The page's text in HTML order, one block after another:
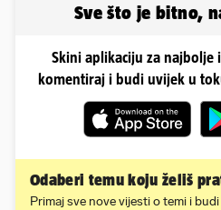
Sve što je bitno,
Skini aplikaciju za najbolje
komentiraj i budi uvijek u
Odaberi temu koju želiš
Primaj sve nove vijesti o temi i